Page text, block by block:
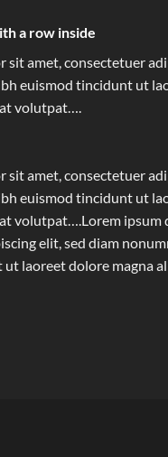
a row inside
sit amet, consectetuer
euismod tincidunt ut
volutpat….
sit amet, consectetuer
euismod tincidunt ut
volutpat….Lorem ipsum
elit, sed diam
laoreet dolore magna